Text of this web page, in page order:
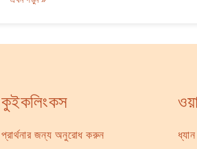
কুইকলিংকস
প্রার্থনার জন্য অনুরোধ করুন